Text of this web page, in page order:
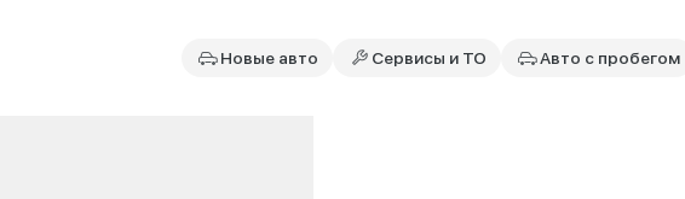
Новые авто Сервисы и ТО Авто с пробегом